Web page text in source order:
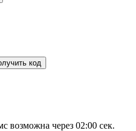
код
возможна через 02:00 сек.